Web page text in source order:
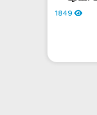
1849